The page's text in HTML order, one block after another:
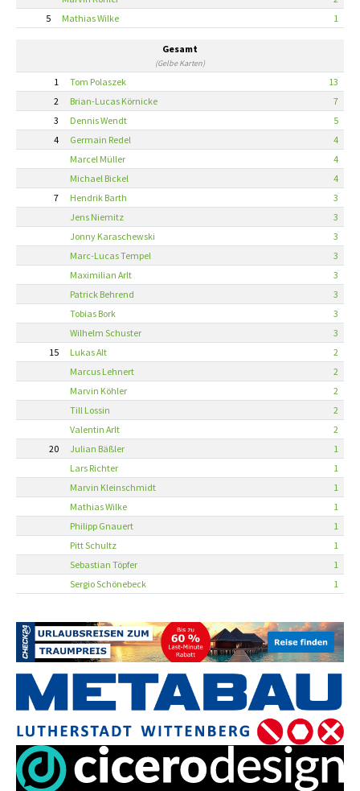
5
Mathias Wilke 1
Gesamt
(Gelbe Karten)
1 Tom Polaszek
13
2
Brian-Lucas Körnicke
7
3
Dennis Wendt
5
4
Germain Redel
4
Marcel Müller
4
Michael Bickel
4
7
Hendrik Barth
3
Jens Niemitz
3
Jonny Karaschewski
3
Marc-Lucas Tempel
3
Maximilian Arlt
3
Patrick Behrend
3
Tobias Bork
3
Wilhelm Schuster
3
15
Lukas Alt
2
Marcus Lehnert
2
Marvin Köhler
2
Till Lossin
2
Valentin Arlt
2
20
Julian Bäßler
1
Lars Richter
1
Marvin Kleinschmidt
1
Mathias Wilke
1
Philipp Gnauert
1
Pitt Schultz
1
Sebastian Töpfer
1
Sergio Schönebeck
1